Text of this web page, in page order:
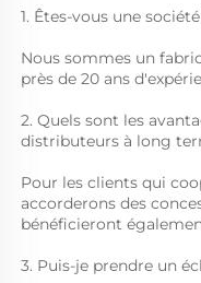
1. Êtes-vous une
Nous sommes un
près de 20 ans
2. Quels sont les
distributeurs à long
Pour les clients qui
accorderons des
bénéficieront
3. Puis-je prendre un